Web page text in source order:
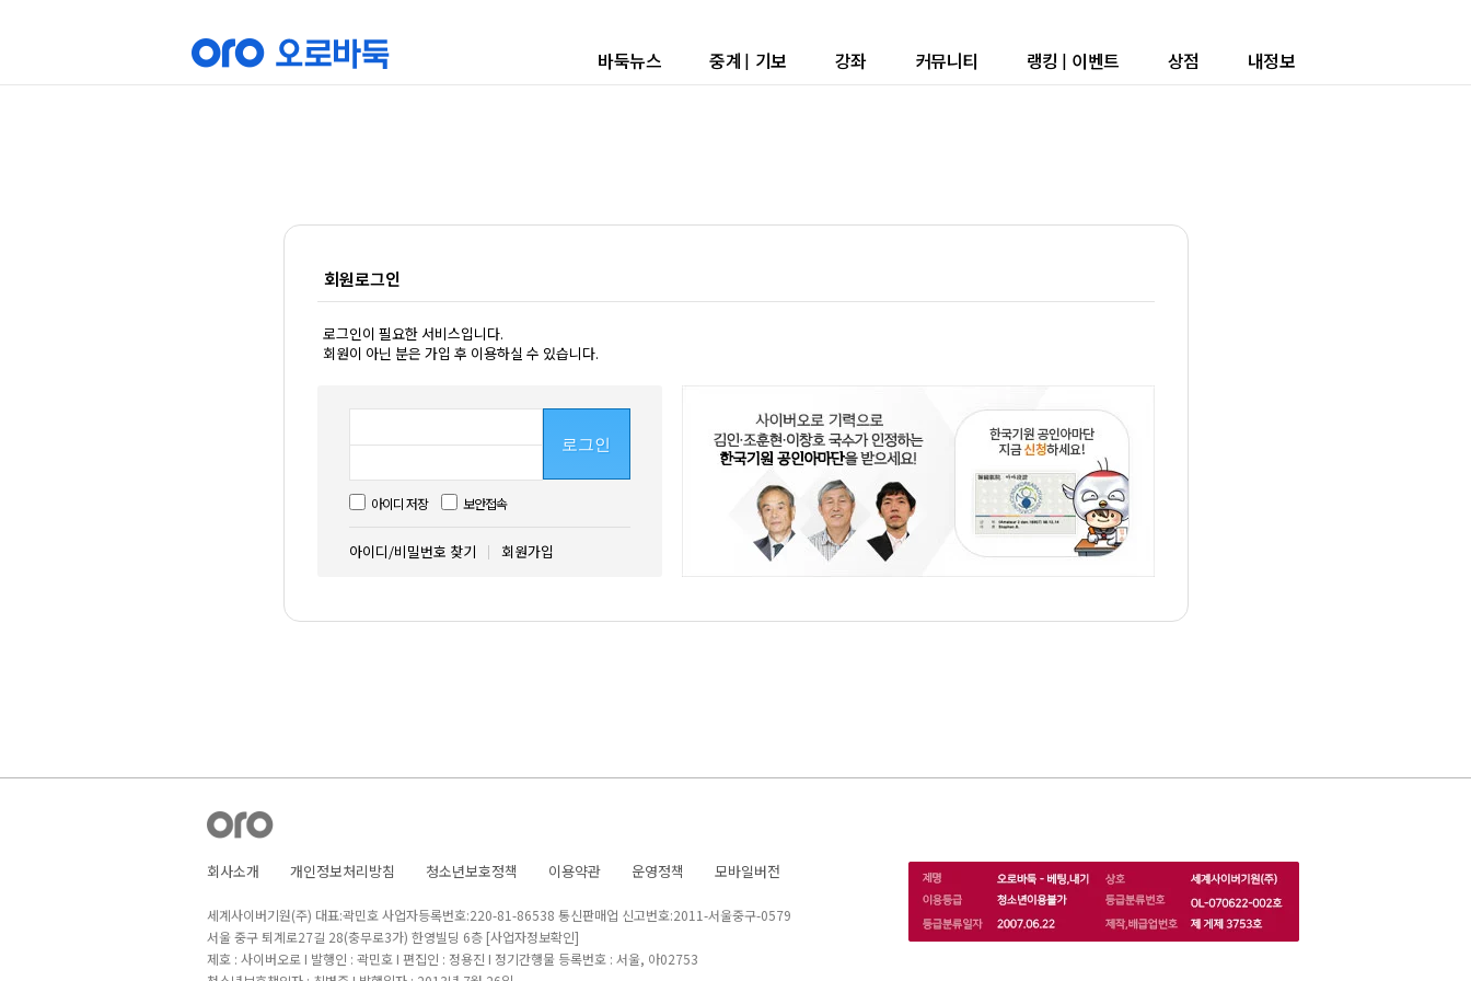
바둑뉴스 중계 | 기보 강좌 커뮤니티 랭킹 | 이벤트 상점 내정보
회원로그인
로그인이 필요한 서비스입니다.
회원이 아닌 분은 가입 후 이용하실 수 있습니다.
로그인
아이디 저장 보안접속
아이디/비밀번호 찾기 회원가입
회사소개 개인정보처리방침 청소년보호정책 이용약관 운영정책 모바일버전
세계사이버기원(주) 대표:곽민호 사업자등록번호:220-81-86538 통신판매업 신고번호:2011-서울중구-0579
서울 중구 퇴계로27길 28(충무로3가) 한영빌딩 6층 [사업자정보확인]
제호 : 사이버오로 I 발행인 : 곽민호 I 편집인 : 정용진 I 정기간행물 등록번호 : 서울, 아02753